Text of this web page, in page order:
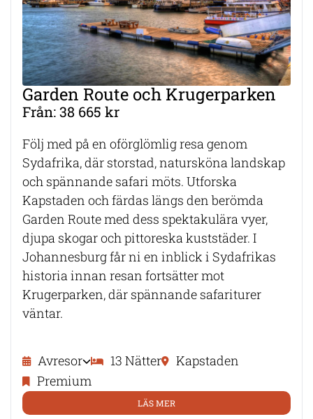
Garden Route och Krugerparken
Från: 38 665 kr
Följ med på en oförglömlig resa genom
Sydafrika, där storstad, natursköna landskap
och spännande safari möts. Utforska
Kapstaden och färdas längs den berömda
Garden Route med dess spektakulära vyer,
djupa skogar och pittoreska kuststäder. I
Johannesburg får ni en inblick i Sydafrikas
historia innan resan fortsätter mot
Krugerparken, där spännande safariturer
väntar.
Avresor 13 Nätter
Kapstaden
Premium
LÄS MER